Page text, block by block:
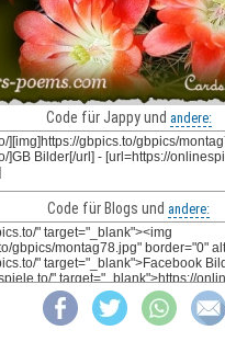
Code für Jappy und andere:
Code für Blogs und andere: